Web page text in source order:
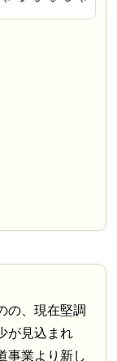
の、現在堅調
が見込まれ
事業より新し